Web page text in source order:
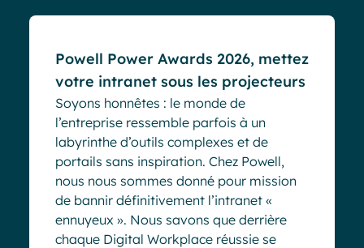
Powell Power Awards 2026, mettez
votre intranet sous les projecteurs
Soyons honnêtes : le monde de
l’entreprise ressemble parfois à un
labyrinthe d’outils complexes et de
portails sans inspiration. Chez Powell,
nous nous sommes donné pour mission
de bannir définitivement l’intranet «
ennuyeux ». Nous savons que derrière
chaque Digital Workplace réussie se